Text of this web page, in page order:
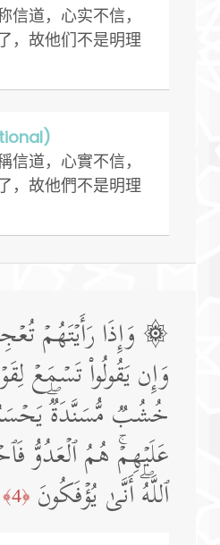
信道，心实不信，
，故他们不是明理
信道，心實不信，
，故他們不是明理
۞ وَإِذَا رَأَیۡتَهُمۡ
وَإِن یَقُولُوا۟ تَسۡمَعۡ
خُشُبࣱ مُّسَنَّدَةࣱۖ
عَلَیۡهِمۡۚ هُمُ ٱلۡعَدُوُّ
ٱللَّهُۖ أَنَّىٰ یُؤۡفَكُونَ ﴿4﴾